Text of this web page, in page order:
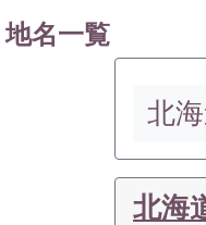
地名一覧
北
北海